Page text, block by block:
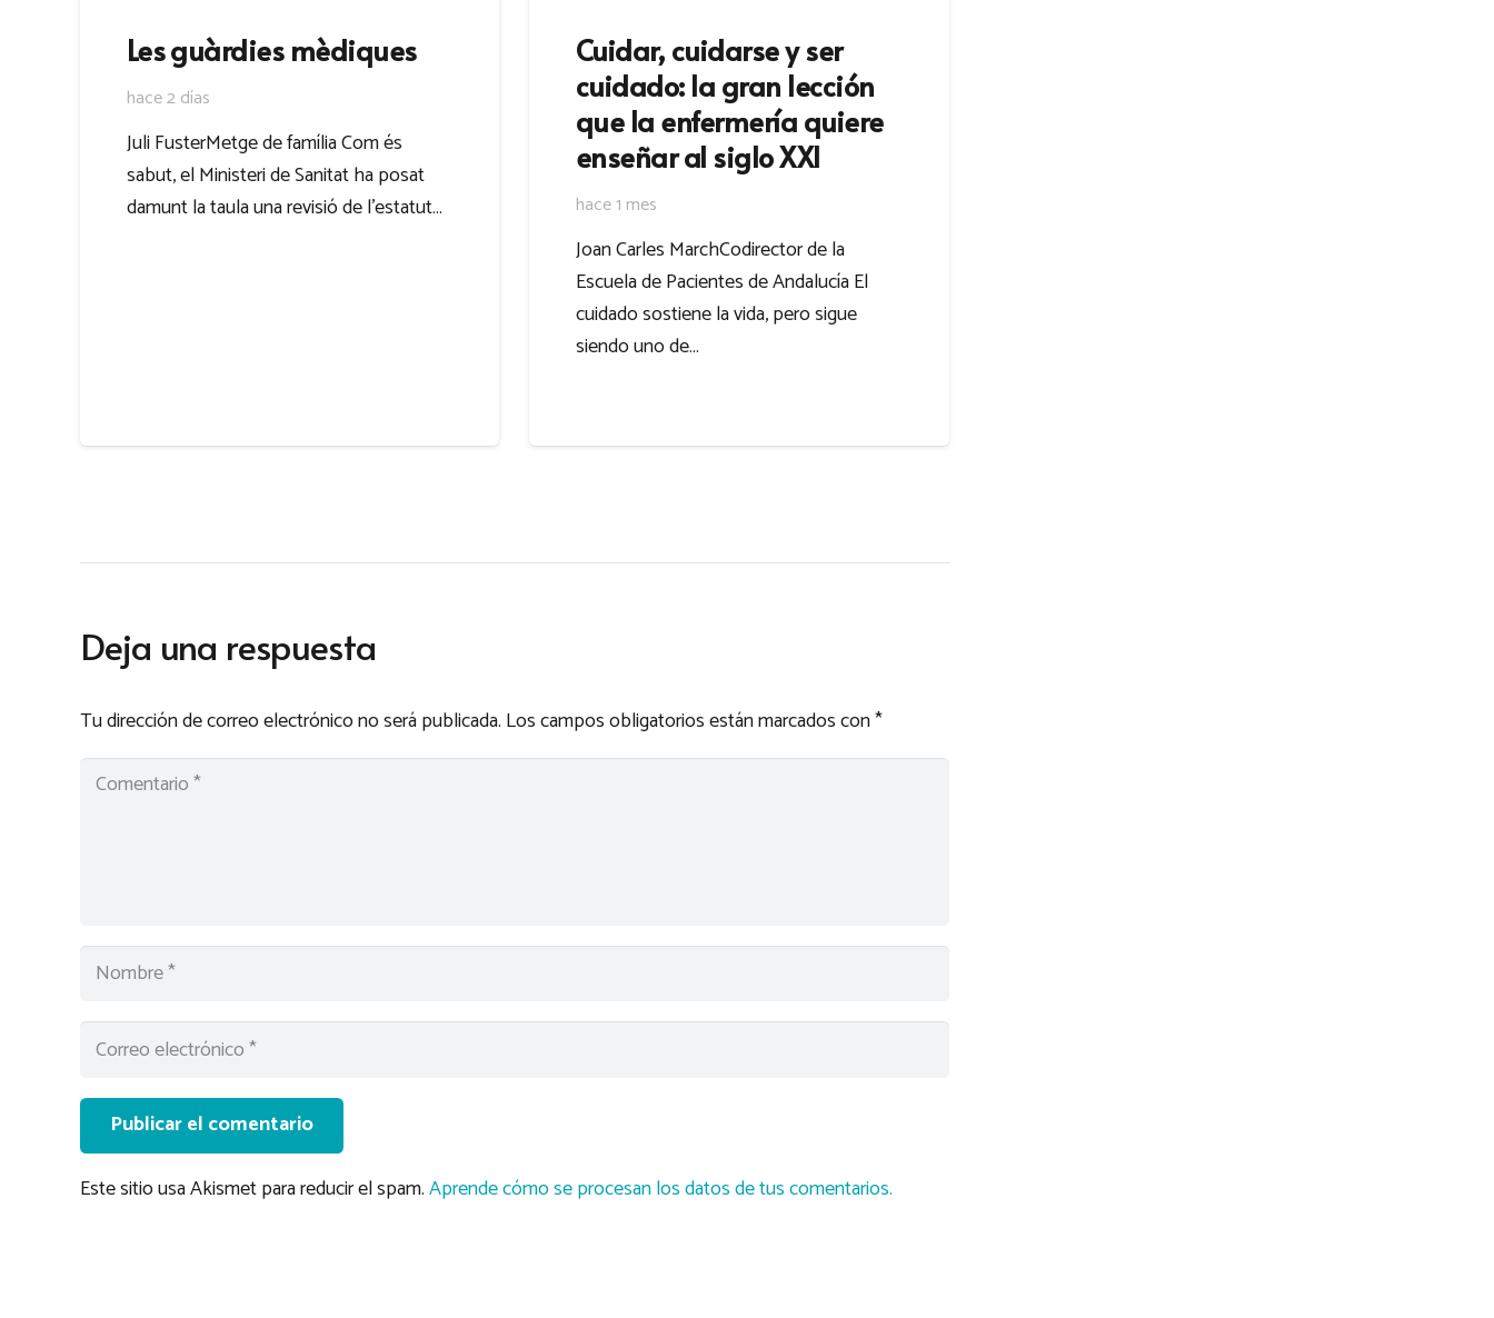
Les guàrdies mèdiques
hace 2 días
Juli FusterMetge de família Com és
sabut, el Ministeri de Sanitat ha posat
damunt la taula una revisió de l’estatut…
Cuidar, cuidarse y ser
cuidado: la gran lección
que la enfermería quiere
enseñar al siglo XXI
hace 1 mes
Joan Carles MarchCodirector de la
Escuela de Pacientes de Andalucía El
cuidado sostiene la vida, pero sigue
siendo uno de…
Deja una respuesta
Tu dirección de correo electrónico no será publicada. Los campos obligatorios están marcados con*
Publicar el comentario
Este sitio usa Akismet para reducir el spam.Aprende cómo se procesan los datos de tus comentarios.